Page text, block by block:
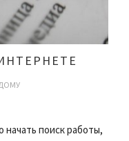
начать поиск работы,